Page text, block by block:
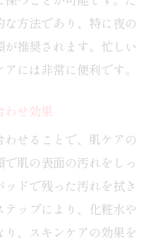
方法であり、特に夜の
推奨されます。忙しい
には非常に便利です。
わせ効果
わせることで、肌ケアの
肌の表面の汚れをしっ
ドで残った汚れを拭き
ップにより、化粧水や
、スキンケアの効果を